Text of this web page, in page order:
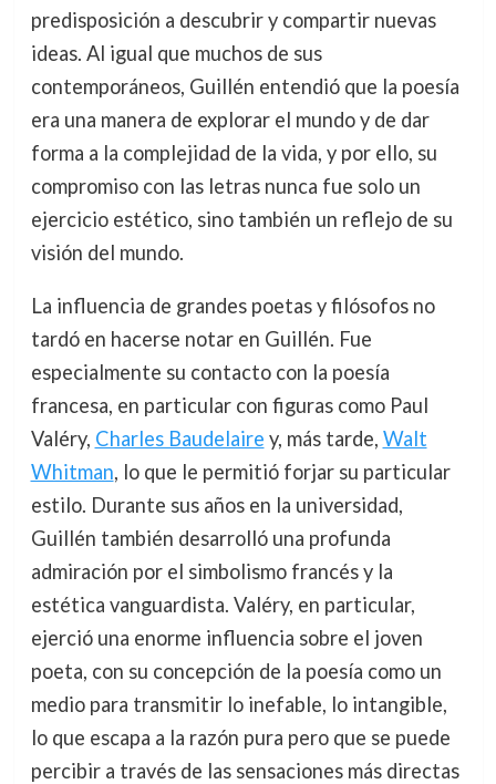
predisposición a descubrir y compartir nuevas
ideas. Al igual que muchos de sus
contemporáneos, Guillén entendió que la poesía
era una manera de explorar el mundo y de dar
forma a la complejidad de la vida, y por ello, su
compromiso con las letras nunca fue solo un
ejercicio estético, sino también un reflejo de su
visión del mundo.
La influencia de grandes poetas y filósofos no
tardó en hacerse notar en Guillén. Fue
especialmente su contacto con la poesía
francesa, en particular con figuras como Paul
Valéry, Charles Baudelaire y, más tarde, Walt
Whitman, lo que le permitió forjar su particular
estilo. Durante sus años en la universidad,
Guillén también desarrolló una profunda
admiración por el simbolismo francés y la
estética vanguardista. Valéry, en particular,
ejerció una enorme influencia sobre el joven
poeta, con su concepción de la poesía como un
medio para transmitir lo inefable, lo intangible,
lo que escapa a la razón pura pero que se puede
percibir a través de las sensaciones más directas